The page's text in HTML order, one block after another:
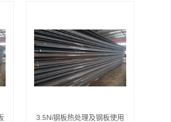
3.5Ni钢板热处理及钢板使用